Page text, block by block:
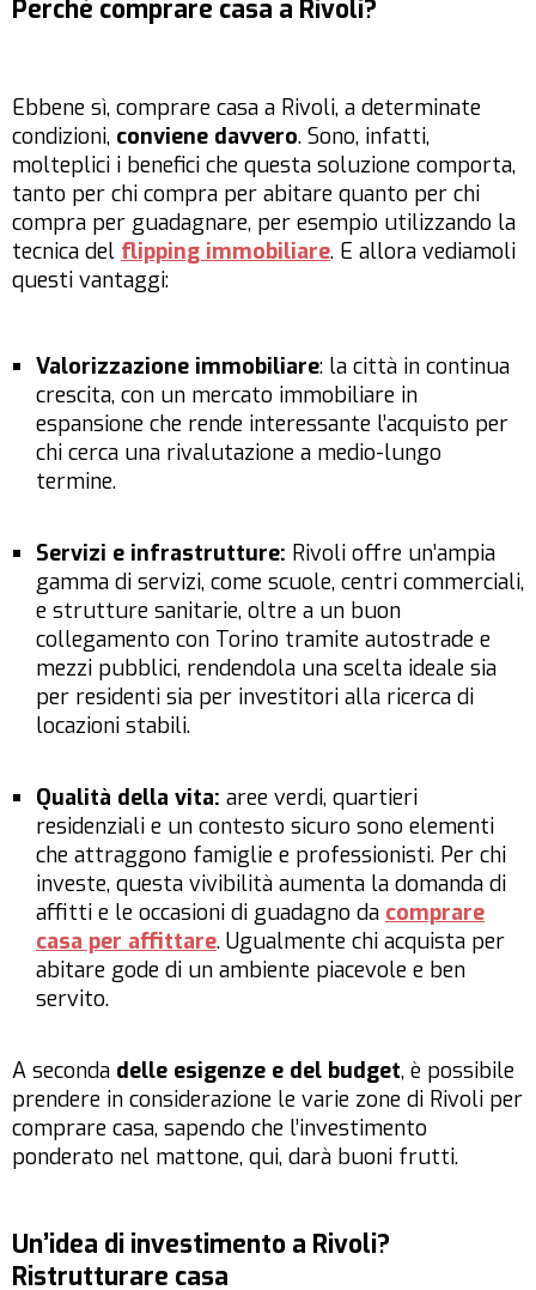
Perché comprare casa a Rivoli?
Ebbene sì, comprare casa a Rivoli, a determinate
condizioni, conviene davvero. Sono, infatti,
molteplici i benefici che questa soluzione comporta,
tanto per chi compra per abitare quanto per chi
compra per guadagnare, per esempio utilizzando la
tecnica del flipping immobiliare. E allora vediamoli
questi vantaggi:
Valorizzazione immobiliare: la città in continua
crescita, con un mercato immobiliare in
espansione che rende interessante l’acquisto per
chi cerca una rivalutazione a medio-lungo
termine.
Servizi e infrastrutture: Rivoli offre un’ampia
gamma di servizi, come scuole, centri commerciali,
e strutture sanitarie, oltre a un buon
collegamento con Torino tramite autostrade e
mezzi pubblici, rendendola una scelta ideale sia
per residenti sia per investitori alla ricerca di
locazioni stabili.
Qualità della vita: aree verdi, quartieri
residenziali e un contesto sicuro sono elementi
che attraggono famiglie e professionisti. Per chi
investe, questa vivibilità aumenta la domanda di
affitti e le occasioni di guadagno da comprare
casa per affittare. Ugualmente chi acquista per
abitare gode di un ambiente piacevole e ben
servito.
A seconda delle esigenze e del budget, è possibile
prendere in considerazione le varie zone di Rivoli per
comprare casa, sapendo che l’investimento
ponderato nel mattone, qui, darà buoni frutti.
Un’idea di investimento a Rivoli?
Ristrutturare casa